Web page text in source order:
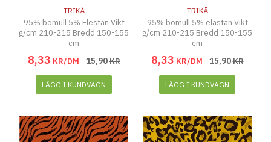
TRIKÅ
95% bomull 5% Elestan Vikt
g/cm 210-215 Bredd 150-155
cm
8,33 KR/DM 15,90KR
LÄGG I KUNDVAGN
TRIKÅ
95% bomull 5% elastan Vikt
g/cm 210-215 Bredd 150-155
cm
8,33 KR/DM 15,90KR
LÄGG I KUNDVAGN